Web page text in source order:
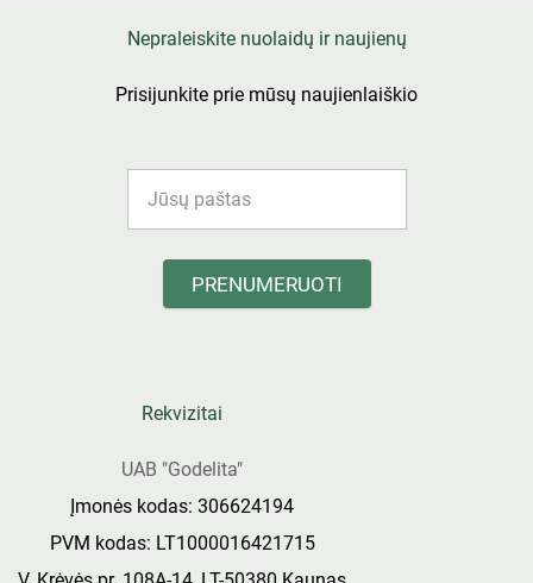
Nepraleiskite nuolaidų ir naujienų
Prisijunkite prie mūsų naujienlaiškio
PRENUMERUOTI
Rekvizitai
UAB "Godelita"
Įmonės kodas: 306624194
PVM kodas: LT1000016421715